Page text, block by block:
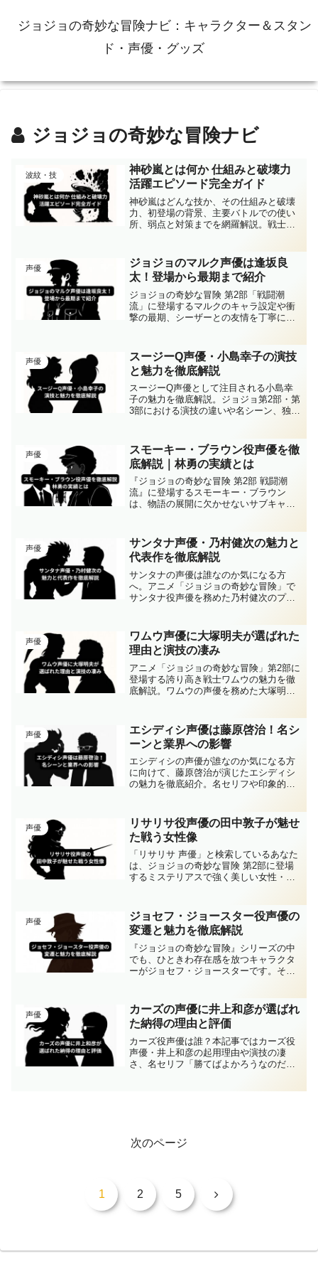
ジョジョの奇妙な冒険ナビ：キャラクター＆スタン
ド・声優・グッズ
ジョジョの奇妙な冒険ナビ
波紋・技
神砂嵐とは何か 仕組みと破壊力
活躍エピソード完全ガイド
神砂嵐はどんな技か、その仕組みと破壊
力、初登場の背景、主要バトルでの使い
所、弱点と対策までを網羅解説。戦士ワ
原理、初登場と決闘の流れ、弱点と攻略
の要点まで一読で把握できます
声優
ジョジョのマルク声優は逢坂良
太！登場から最期まで紹介
ジョジョの奇妙な冒険 第2部「戦闘潮
流」に登場するマルクのキャラ設定や衝
撃の最期、シーザーとの友情を丁寧に解
出演当時のキャリアやファンの評価とと
もに紹介します。マルクの声優に興味を
持った方にこそ読んでほしい、作品と演
者の魅力が詰まった内容です。
声優
スージーQ声優・小島幸子の演技
と魅力を徹底解説
スージーQ声優として注目される小島幸
子の魅力を徹底解説。ジョジョ第2部・第
3部における演技の違いや名シーン、独特
知りたい方に最適な内容です。
声優
スモーキー・ブラウン役声優を徹
底解説｜林勇の実績とは
『ジョジョの奇妙な冒険 第2部 戦闘潮
流』に登場するスモーキー・ブラウン
は、物語の展開に欠かせないサブキャラ
察者としてストーリーにリアリティを与
えています。そして、アニ...
声優
サンタナ声優・乃村健次の魅力と
代表作を徹底解説
サンタナの声優は誰なのか気になる方
へ。アニメ「ジョジョの奇妙な冒険」で
サンタナ役声優を務めた乃村健次のプロ
解説。魅力的な声と確かな実力で演じき
った彼のキャリアを、ファン目線でわか
りやすく紹介します。
声優
ワムウ声優に大塚明夫が選ばれた
理由と演技の凄み
アニメ「ジョジョの奇妙な冒険」第2部に
登場する誇り高き戦士ワムウの魅力を徹
底解説。ワムウの声優を務めた大塚明夫
クターの奥深さを声でどう表現したのか
に迫ります。ワムウ役声優の凄さを知り
たい方に必見の内容です。
声優
エシディシ声優は藤原啓治！名シ
ーンと業界への影響
エシディシの声優が誰なのか気になる方
に向けて、藤原啓治が演じたエシディシ
の魅力を徹底紹介。名セリフや印象的な
残した功績まで、エシディシの声優に関
する情報を幅広く丁寧に解説します。
声優
リサリサ役声優の田中敦子が魅せ
た戦う女性像
「リサリサ 声優」と検索しているあなた
は、ジョジョの奇妙な冒険 第2部に登場
するミステリアスで強く美しい女性・リ
アニメを見てその存在感ある声に引き込
まれた方も多いはずで...
声優
ジョセフ・ジョースター役声優の
変遷と魅力を徹底解説
『ジョジョの奇妙な冒険』シリーズの中
でも、ひときわ存在感を放つキャラクタ
ーがジョセフ・ジョースターです。そん
この記事では、「ジョセフ・ジョースタ
ー 声優」と検索している...
声優
カーズの声優に井上和彦が選ばれ
た納得の理由と評価
カーズ役声優は誰？本記事ではカーズ役
声優・井上和彦の起用理由や演技の凄
さ、名セリフ「勝てばよかろうなのだ
次のページ
1 2 5 次